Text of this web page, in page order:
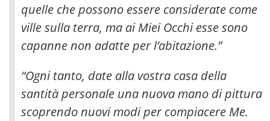
quelle che possono essere considerate come
ville sulla terra, ma ai Miei Occhi esse sono
capanne non adatte per l’abitazione.”
“Ogni tanto, date alla vostra casa della
santità personale una nuova mano di pittura
scoprendo nuovi modi per compiacere Me.